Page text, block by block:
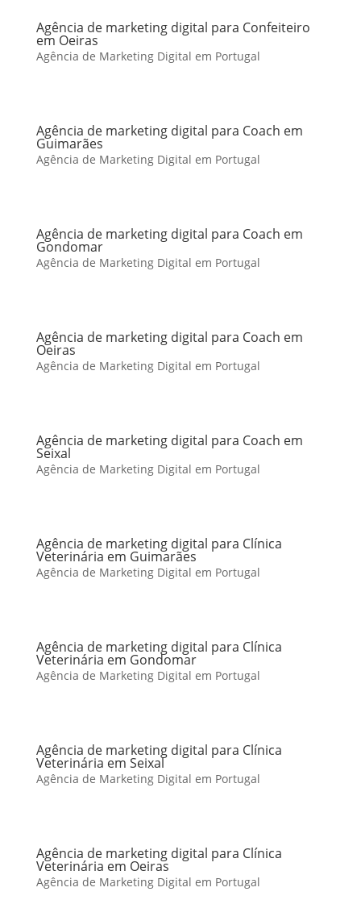
Agência de marketing digital para Confeiteiro
em Oeiras
Agência de Marketing Digital em Portugal
Agência de marketing digital para Coach em
Guimarães
Agência de Marketing Digital em Portugal
Agência de marketing digital para Coach em
Gondomar
Agência de Marketing Digital em Portugal
Agência de marketing digital para Coach em
Oeiras
Agência de Marketing Digital em Portugal
Agência de marketing digital para Coach em
Seixal
Agência de Marketing Digital em Portugal
Agência de marketing digital para Clínica
Veterinária em Guimarães
Agência de Marketing Digital em Portugal
Agência de marketing digital para Clínica
Veterinária em Gondomar
Agência de Marketing Digital em Portugal
Agência de marketing digital para Clínica
Veterinária em Seixal
Agência de Marketing Digital em Portugal
Agência de marketing digital para Clínica
Veterinária em Oeiras
Agência de Marketing Digital em Portugal